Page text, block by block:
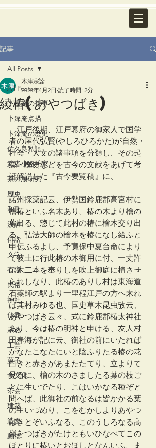
記事
All Posts
卜深庵の行事
卜深庵点描
卜深庵の歴史
佐久良私語
武者小路千家
茶の湯研究
歴史
和歌
漢詩
俳諧
文学
有職
民俗
神社
仏教
宗教
工芸
菓子
食文化
茶会
建築
造園
動物
All Posts
綾椿(あやつばき)
木津宗詮
2020年4月2日 読了時間: 2分
江戸後期、江戸幕府の御家人で国学
者の屋代弘賢(やしろひろかた)が自然・
社会・人文の諸事項を分類し、その起
源・歴史などを古今の文献をあげて考
証解説した『古今要覧稿』に、
諾州採薬記云、伊勢国鈴鹿郡高宮村に
檜椿といふ名木あり、椿の木より檜の
葉出る、惣じて此村の椿に檜木交り出
る、弘法大師の檜木を椿になし給ふと
申伝ふるよし、予寛保中夏台命により
て彼土に行此椿の木御用に付、一丈許
の木二本を奉りしを吹上御庭に植させ
られしなり、此椿のありし村は東海道
石薬師の駅より一里程江戸の方へ来れ
ば其村みゆる也、国史草木昆虫攷云、
あやつばき云々、式に鈴鹿郡椿太神社
あり、今は椿の明神と申ける、友人村
田春海が記に云、御社の前にいたれば
かなたこなたにいと陰ふりたる椿の花
白きと赤きがあまたたてり、立よりて
見るに、檜の木のさましたる葉の枝ご
とに生いでたり、こはいかなる種ぞと
問へば、此御社の前なるは皆かかる葉
の生いづめり、こをむかしよりあやつ
ばきとぞいふなる、このうしろなる高
嶺をつばきがたけともいひなべてこの
ほとりに椿いとおほしとなんいふ、ま